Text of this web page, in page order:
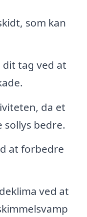
som kan
tag ved at
da et
bedre.
at forbedre
ved at